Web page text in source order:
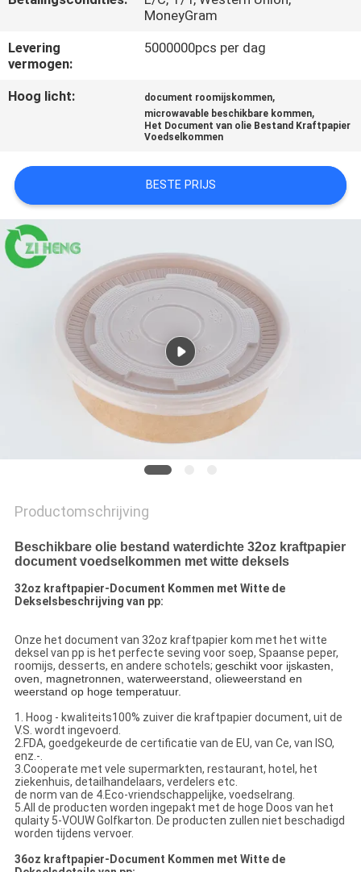
PRIVACYBELEID
MoneyGram
Levering
vermogen:
5000000pcs per dag
Hoog licht: document roomijskommen,
microwavable beschikbare kommen,
Het Document van olie Bestand Kraftpapier
Voedselkommen
BESTE PRIJS
Productomschrijving
Beschikbare olie bestand waterdichte 32oz kraftpapier
document voedselkommen met witte deksels
32oz kraftpapier-Document Kommen met Witte de
Dekselsbeschrijving van pp:
Onze het document van 32oz kraftpapier kom met het witte
deksel van pp is het perfecte seving voor soep, Spaanse peper,
roomijs, desserts, en andere schotels; geschikt voor ijskasten,
oven, magnetronnen, waterweerstand, olieweerstand en
weerstand op hoge temperatuur.
1. Hoog - kwaliteits100% zuiver die kraftpapier document, uit de
V.S. wordt ingevoerd.
2.FDA, goedgekeurde de certificatie van de EU, van Ce, van ISO,
enz.-.
3.Cooperate met vele supermarkten, restaurant, hotel, het
ziekenhuis, detailhandelaars, verdelers etc.
de norm van de 4.Eco-vriendschappelijke, voedselrang.
5.All de producten worden ingepakt met de hoge Doos van het
qulaity 5-VOUW Golfkarton. De producten zullen niet beschadigd
worden tijdens vervoer.
36oz kraftpapier-Document Kommen met Witte de